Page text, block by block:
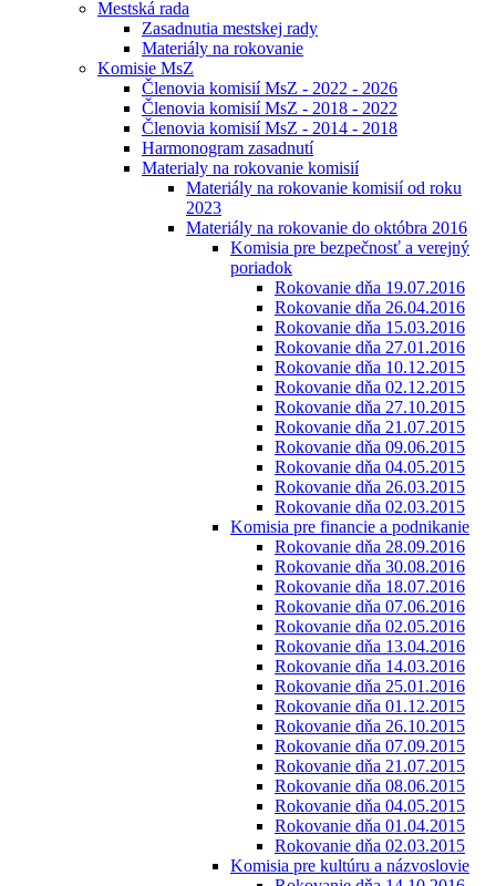
Mestská rada
Zasadnutia mestskej rady
Materiály na rokovanie
Komisie MsZ
Členovia komisií MsZ - 2022 - 2026
Členovia komisií MsZ - 2018 - 2022
Členovia komisií MsZ - 2014 - 2018
Harmonogram zasadnutí
Materialy na rokovanie komisií
Materiály na rokovanie komisií od roku
2023
Materiály na rokovanie do októbra 2016
Komisia pre bezpečnosť a verejný
poriadok
Rokovanie dňa 19.07.2016
Rokovanie dňa 26.04.2016
Rokovanie dňa 15.03.2016
Rokovanie dňa 27.01.2016
Rokovanie dňa 10.12.2015
Rokovanie dňa 02.12.2015
Rokovanie dňa 27.10.2015
Rokovanie dňa 21.07.2015
Rokovanie dňa 09.06.2015
Rokovanie dňa 04.05.2015
Rokovanie dňa 26.03.2015
Rokovanie dňa 02.03.2015
Komisia pre financie a podnikanie
Rokovanie dňa 28.09.2016
Rokovanie dňa 30.08.2016
Rokovanie dňa 18.07.2016
Rokovanie dňa 07.06.2016
Rokovanie dňa 02.05.2016
Rokovanie dňa 13.04.2016
Rokovanie dňa 14.03.2016
Rokovanie dňa 25.01.2016
Rokovanie dňa 01.12.2015
Rokovanie dňa 26.10.2015
Rokovanie dňa 07.09.2015
Rokovanie dňa 21.07.2015
Rokovanie dňa 08.06.2015
Rokovanie dňa 04.05.2015
Rokovanie dňa 01.04.2015
Rokovanie dňa 02.03.2015
Komisia pre kultúru a názvoslovie